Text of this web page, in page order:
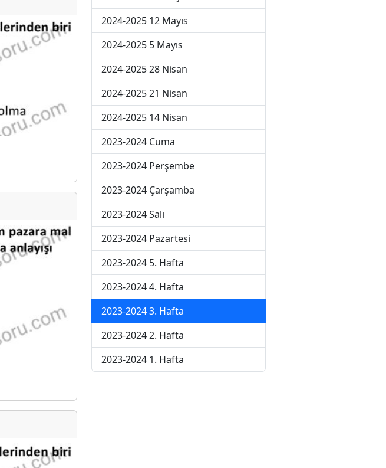
2024-2025 12 Mayıs
2024-2025 5 Mayıs
2024-2025 28 Nisan
2024-2025 21 Nisan
2024-2025 14 Nisan
2023-2024 Cuma
2023-2024 Perşembe
2023-2024 Çarşamba
2023-2024 Salı
2023-2024 Pazartesi
2023-2024 5. Hafta
2023-2024 4. Hafta
2023-2024 3. Hafta
2023-2024 2. Hafta
2023-2024 1. Hafta